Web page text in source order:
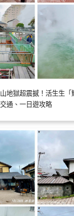
山地獄超震撼！活生生
通、一日遊攻略